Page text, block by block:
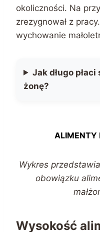
okoliczności. Na
zrezygnował z
wychowanie
Jak długo
żonę?
ALIMENTY
Wykres
obowiązku
Wysokość